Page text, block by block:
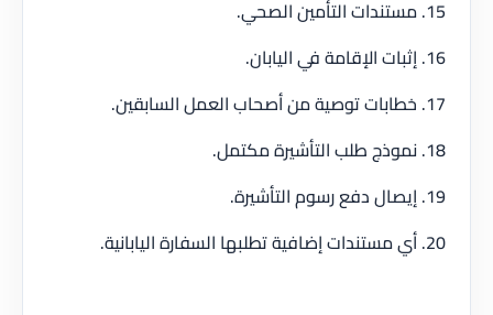
مستندات التأمين الصحي.
إثبات الإقامة في اليابان.
خطابات توصية من أصحاب العمل السابقين.
نموذج طلب التأشيرة مكتمل.
إيصال دفع رسوم التأشيرة.
أي مستندات إضافية تطلبها السفارة اليابانية.